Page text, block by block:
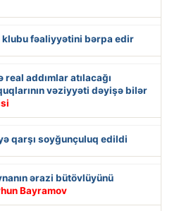
fəaliyyətini bərpa edir
addımlar atılacağı
vəziyyəti dəyişə bilər
qarşı soyğunçuluq edildi
ərazi bütövlüyünü
Bayramov